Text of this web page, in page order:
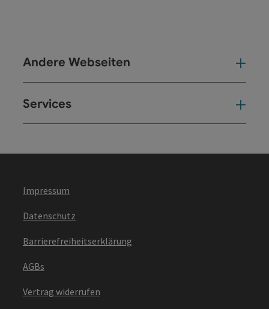
Andere Webseiten
Services
Impressum
Datenschutz
Barrierefreiheitserklärung
AGBs
Vertrag widerrufen